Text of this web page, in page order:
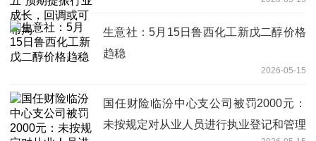
生意社：5月15日鲁西化工新戊二醇价格
趋稳
2026-05-15
国任财险临汾中心支公司被罚2000元：
未按规定对从业人员进行执业登记和管理